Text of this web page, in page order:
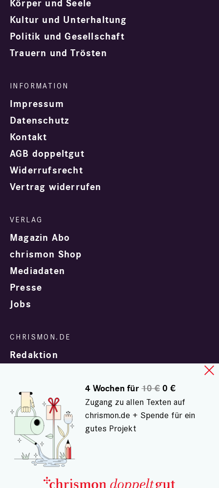
Körper und Seele
Kultur und Unterhaltung
Politik und Gesellschaft
Trauern und Trösten
Impressum
Datenschutz
Kontakt
AGB doppeltgut
Widerrufsrecht
Vertrag widerrufen
Magazin Abo
chrismon Shop
Mediadaten
Presse
Jobs
Redaktion
In Zusammenarbeit mit
© chrismon.de 2001 - 2026
Alle Rechte vorbehalten.
4 Wochen für10 €0 €
Zugang zu allen Texten auf
chrismon.de + Spende für ein
gutes Projekt